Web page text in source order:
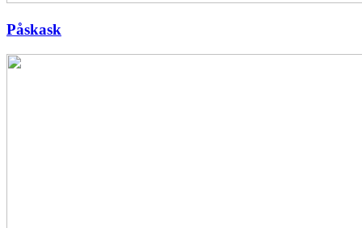
Påskask